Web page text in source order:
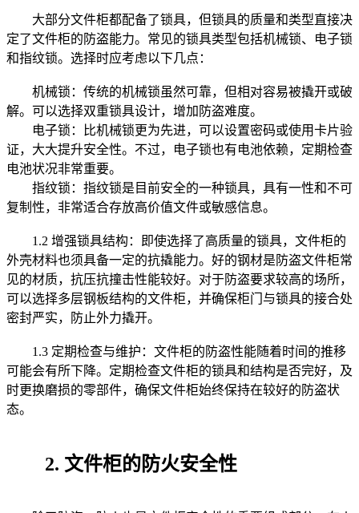
大部分文件柜都配备了锁具，但锁具的质量和类型直接决
定了文件柜的防盗能力。常见的锁具类型包括机械锁、电子锁
和指纹锁。选择时应考虑以下几点：
机械锁：传统的机械锁虽然可靠，但相对容易被撬开或破
解。可以选择双重锁具设计，增加防盗难度。
电子锁：比机械锁更为先进，可以设置密码或使用卡片验
证，大大提升安全性。不过，电子锁也有电池依赖，定期检查
电池状况非常重要。
指纹锁：指纹锁是目前安全的一种锁具，具有一性和不可
复制性，非常适合存放高价值文件或敏感信息。
1.2 增强锁具结构：即使选择了高质量的锁具，文件柜的
外壳材料也须具备一定的抗撬能力。好的钢材是防盗文件柜常
见的材质，抗压抗撞击性能较好。对于防盗要求较高的场所，
可以选择多层钢板结构的文件柜，并确保柜门与锁具的接合处
密封严实，防止外力撬开。
1.3 定期检查与维护：文件柜的防盗性能随着时间的推移
可能会有所下降。定期检查文件柜的锁具和结构是否完好，及
时更换磨损的零部件，确保文件柜始终保持在较好的防盗状
态。
2. 文件柜的防火安全性